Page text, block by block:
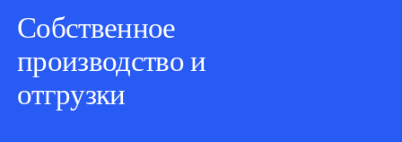
Собственное
производство и
отгрузки